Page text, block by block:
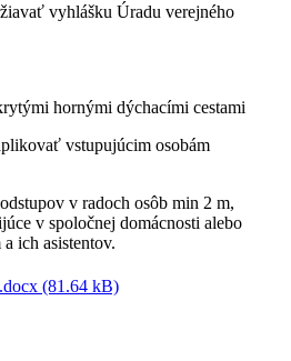
vyhlášku Úradu verejného
hornými dýchacími cestami
vstupujúcim osobám
v radoch osôb min 2 m,
v spoločnej domácnosti alebo
ich asistentov.
(81.64 kB)